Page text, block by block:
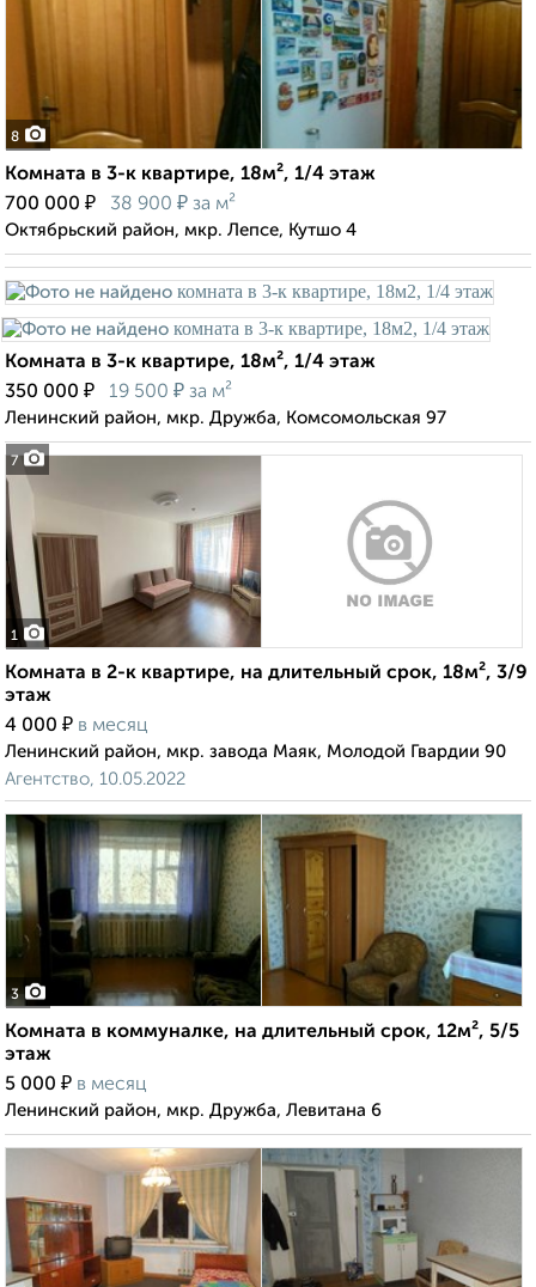
8
Комната в 3-к квартире, 18м², 1/4 этаж
700 000 ₽ 38 900 ₽ за м²
Октябрьский район, мкр. Лепсе, Кутшо 4
7
Комната в 3-к квартире, 18м², 1/4 этаж
350 000 ₽ 19 500 ₽ за м²
Ленинский район, мкр. Дружба, Комсомольская 97
1
Комната в 2-к квартире, на длительный срок, 18м², 3/9
этаж
4 000 ₽ в месяц
Ленинский район, мкр. завода Маяк, Молодой Гвардии 90
Агентство, 10.05.2022
3
Комната в коммуналке, на длительный срок, 12м², 5/5
этаж
5 000 ₽ в месяц
Ленинский район, мкр. Дружба, Левитана 6